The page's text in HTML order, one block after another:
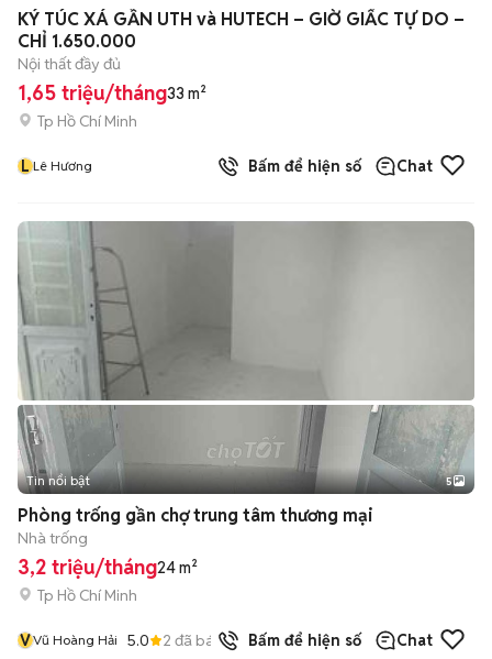
KÝ TÚC XÁ GẦN UTH và HUTECH – GIỜ GIẤC TỰ DO –
CHỈ 1.650.000
Nội thất đầy đủ
1,65 triệu/tháng33 m²
Tp Hồ Chí Minh
L Lê Hương Bấm để hiện số Chat
Tin nổi bật 5
Phòng trống gần chợ trung tâm thương mại
Nhà trống
3,2 triệu/tháng24 m²
Tp Hồ Chí Minh
VVũ Hoàng Hải 5.0 2 đã bán Bấm để hiện số Chat